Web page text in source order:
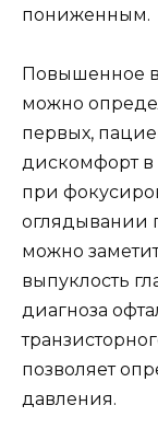
пониженным.
Повышенное
можно
первых,
дискомфорт в
при
оглядывании
можно
выпуклость
диагноза
позволяет
давления.